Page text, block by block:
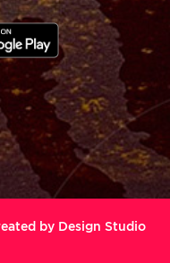
by Design Studio